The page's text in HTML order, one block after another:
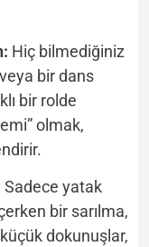
Hiç bilmediğiniz
bir dans
bir rolde
olmak,
Sadece yatak
bir sarılma,
dokunuşlar,